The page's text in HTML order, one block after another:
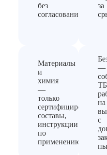
без
согласования
за
Материалы
и
химия
—
только
сертифицированные
составы,
инструкции
по
применению
—
на
с